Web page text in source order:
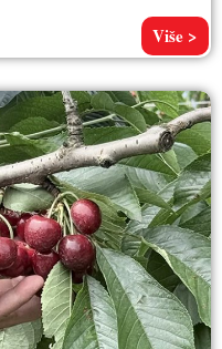
Više >